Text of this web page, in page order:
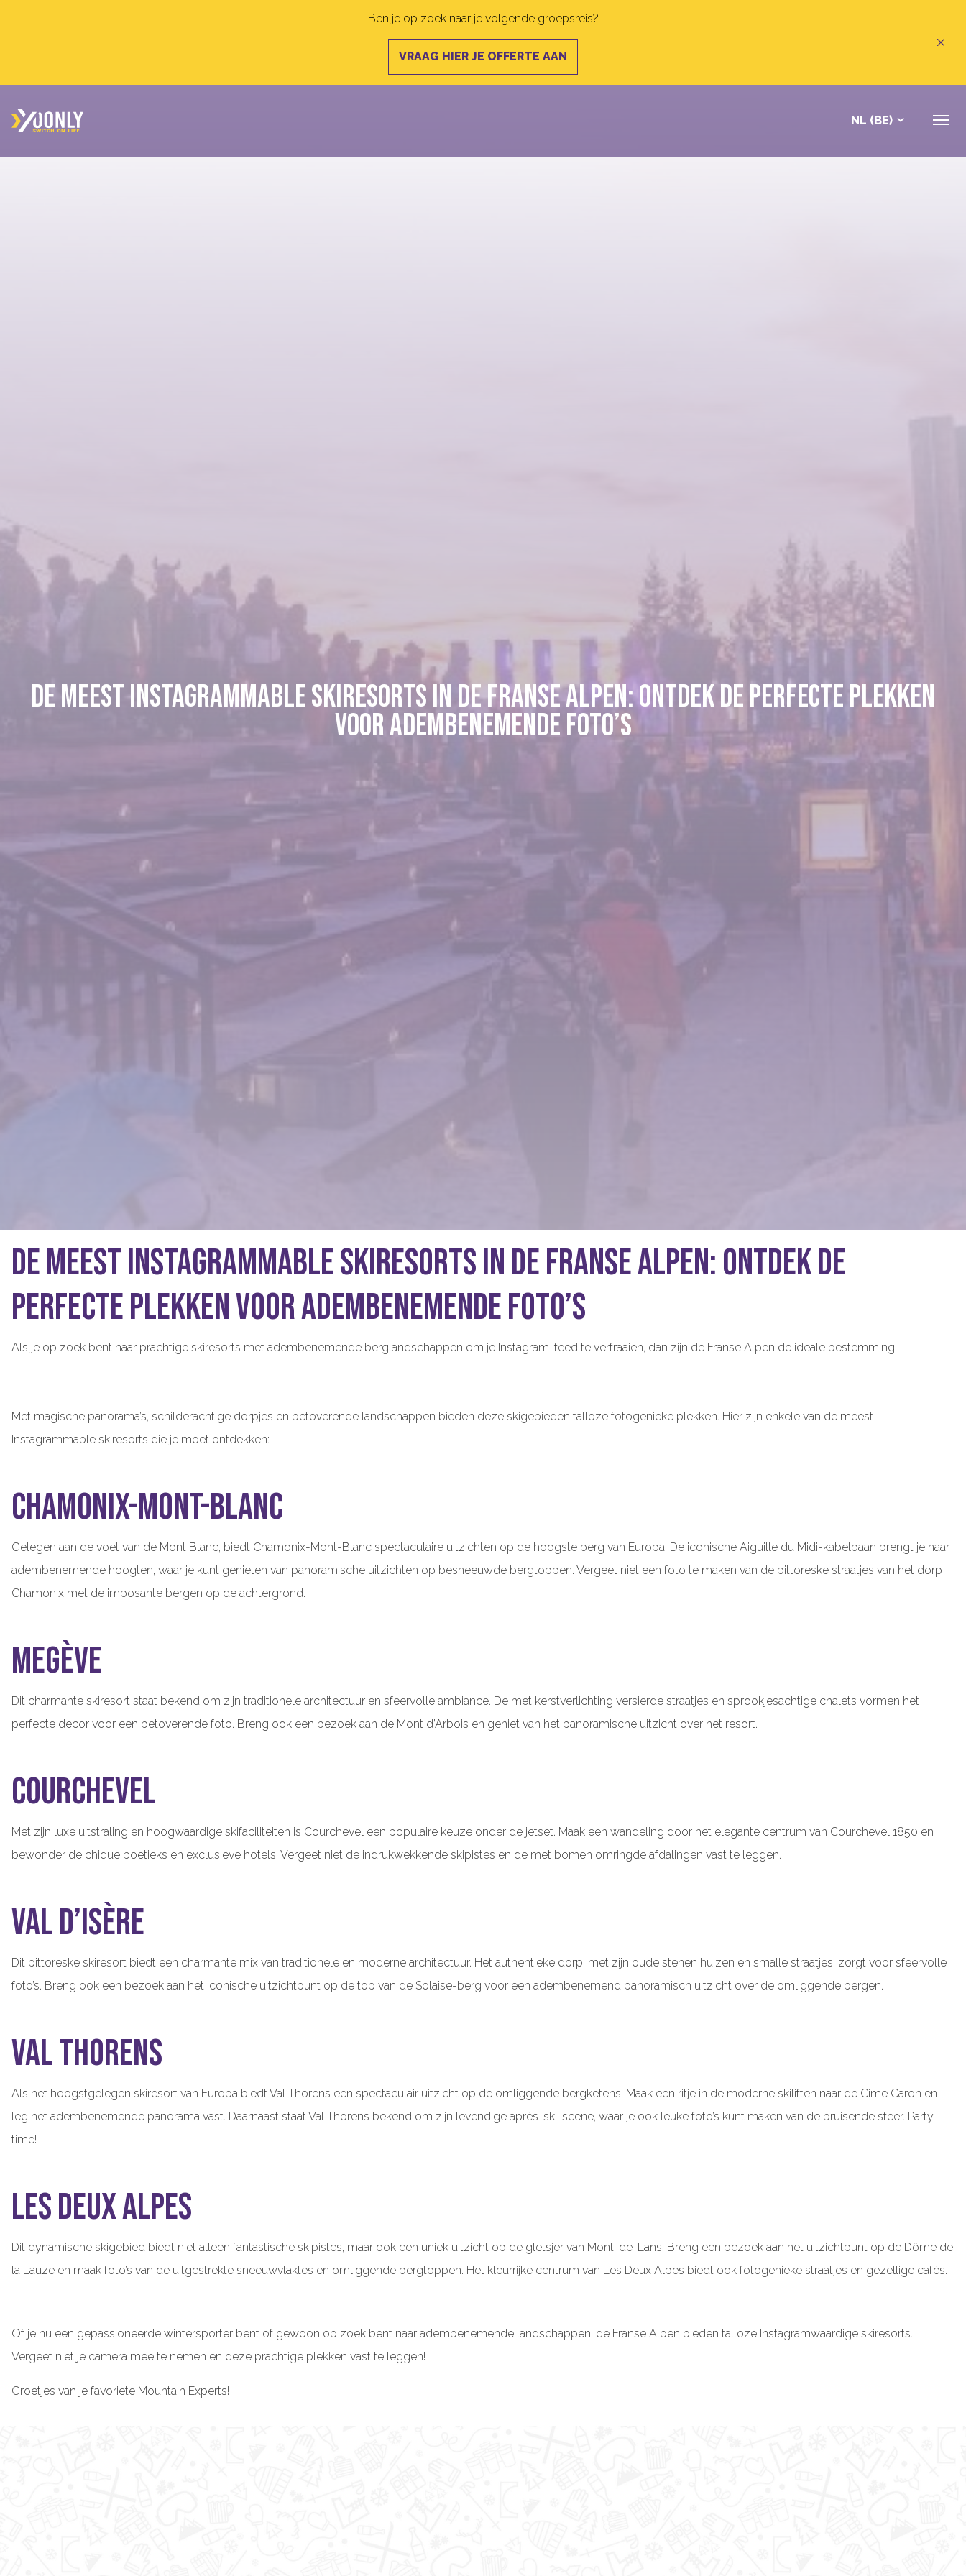
Ben je op zoek naar je volgende groepsreis?
VRAAG HIER JE OFFERTE AAN
NL (BE)
De meest Instagrammable skiresorts in de Franse Alpen: Ontdek de perfecte plekken
voor adembenemende foto’s
De meest Instagrammable skiresorts in de Franse Alpen: Ontdek de
perfecte plekken voor adembenemende foto’s
Als je op zoek bent naar prachtige skiresorts met adembenemende berglandschappen om je Instagram-feed te verfraaien, dan zijn de Franse Alpen de ideale bestemming.
Met magische panorama’s, schilderachtige dorpjes en betoverende landschappen bieden deze skigebieden talloze fotogenieke plekken. Hier zijn enkele van de meest
Instagrammable skiresorts die je moet ontdekken:
Chamonix-Mont-Blanc
Gelegen aan de voet van de Mont Blanc, biedt Chamonix-Mont-Blanc spectaculaire uitzichten op de hoogste berg van Europa. De iconische Aiguille du Midi-kabelbaan brengt je naar
adembenemende hoogten, waar je kunt genieten van panoramische uitzichten op besneeuwde bergtoppen. Vergeet niet een foto te maken van de pittoreske straatjes van het dorp
Chamonix met de imposante bergen op de achtergrond.
Megève
Dit charmante skiresort staat bekend om zijn traditionele architectuur en sfeervolle ambiance. De met kerstverlichting versierde straatjes en sprookjesachtige chalets vormen het
perfecte decor voor een betoverende foto. Breng ook een bezoek aan de Mont d’Arbois en geniet van het panoramische uitzicht over het resort.
Courchevel
Met zijn luxe uitstraling en hoogwaardige skifaciliteiten is Courchevel een populaire keuze onder de jetset. Maak een wandeling door het elegante centrum van Courchevel 1850 en
bewonder de chique boetieks en exclusieve hotels. Vergeet niet de indrukwekkende skipistes en de met bomen omringde afdalingen vast te leggen.
Val d’Isère
Dit pittoreske skiresort biedt een charmante mix van traditionele en moderne architectuur. Het authentieke dorp, met zijn oude stenen huizen en smalle straatjes, zorgt voor sfeervolle
foto’s. Breng ook een bezoek aan het iconische uitzichtpunt op de top van de Solaise-berg voor een adembenemend panoramisch uitzicht over de omliggende bergen.
Val Thorens
Als het hoogstgelegen skiresort van Europa biedt Val Thorens een spectaculair uitzicht op de omliggende bergketens. Maak een ritje in de moderne skiliften naar de Cime Caron en
leg het adembenemende panorama vast. Daarnaast staat Val Thorens bekend om zijn levendige après-ski-scene, waar je ook leuke foto’s kunt maken van de bruisende sfeer. Party-
time!
Les Deux Alpes
Dit dynamische skigebied biedt niet alleen fantastische skipistes, maar ook een uniek uitzicht op de gletsjer van Mont-de-Lans. Breng een bezoek aan het uitzichtpunt op de Dôme de
la Lauze en maak foto’s van de uitgestrekte sneeuwvlaktes en omliggende bergtoppen. Het kleurrijke centrum van Les Deux Alpes biedt ook fotogenieke straatjes en gezellige cafés.
Of je nu een gepassioneerde wintersporter bent of gewoon op zoek bent naar adembenemende landschappen, de Franse Alpen bieden talloze Instagramwaardige skiresorts.
Vergeet niet je camera mee te nemen en deze prachtige plekken vast te leggen!
Groetjes van je favoriete Mountain Experts!